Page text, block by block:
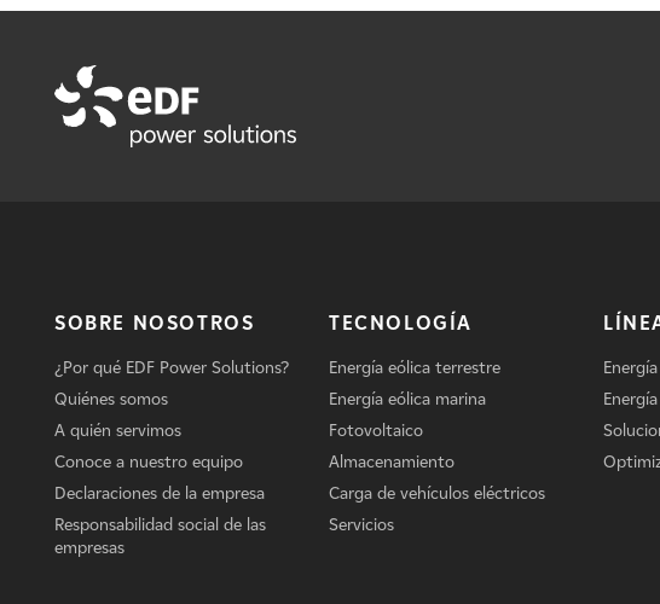
SOBRE NOSOTROS
¿Por qué EDF Power Solutions?
Quiénes somos
A quién servimos
Conoce a nuestro equipo
Declaraciones de la empresa
Responsabilidad social de las
empresas
TECNOLOGÍA
Energía eólica terrestre
Energía eólica marina
Fotovoltaico
Almacenamiento
Carga de vehículos eléctricos
Servicios